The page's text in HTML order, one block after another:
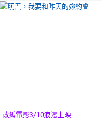
10倍
改編電影3/10浪漫上映